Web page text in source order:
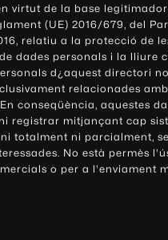
virtut de la base
(UE) 2016/679, del
relatiu a la protecció de
dades personals i la lliure
d¿aquest directori
relacionades
conseqüència, aquestes
registrar mitjançant cap
totalment ni parcialment,
No està permès
o per a l'enviament